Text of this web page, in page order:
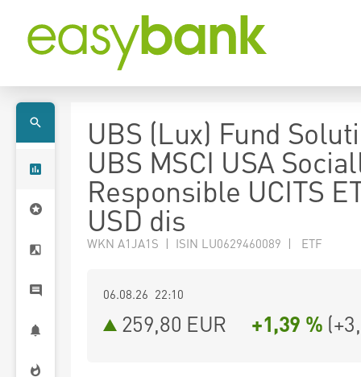
UBS (Lux) Fund
UBS MSCI USA
Responsible UCITS
USD dis
WKN A1JA1S | ISIN LU0629460089 | ETF
06.08.26 22:10
259,80 EUR +1,39 % (